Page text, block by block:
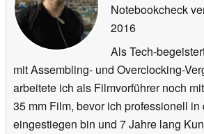
Notebookcheck
2016
Als Tech-
mit Assembling- und Overclocking-
arbeitete ich als Filmvorführer noch
35 mm Film, bevor ich professionell
eingestiegen bin und 7 Jahre lang